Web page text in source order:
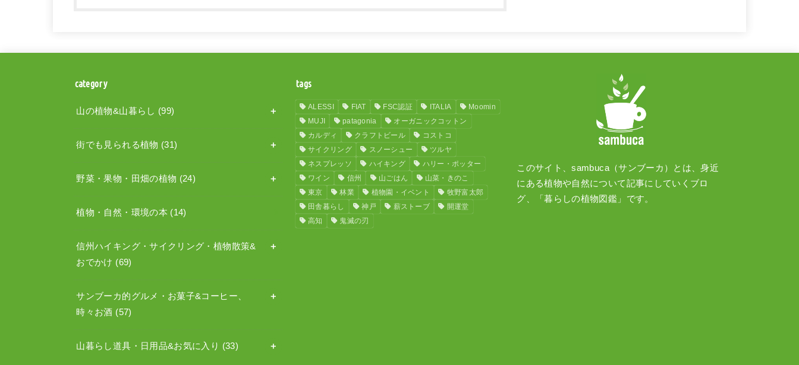
category
山の植物&山暮らし (99)
街でも見られる植物 (31)
野菜・果物・田畑の植物 (24)
植物・自然・環境の本 (14)
信州ハイキング・サイクリング・植物散策&
おでかけ (69)
サンブーカ的グルメ・お菓子&コーヒー、
時々お酒 (57)
山暮らし道具・日用品&お気に入り (33)
tags
ALESSI FIAT FSC認証 ITALIA
Moomin
MUJI
patagonia
オーガニックコットン
カルディ
クラフトビール
コストコ
サイクリング
スノーシュー
ツルヤ
ネスプレッソ
ハイキング
ハリー・ポッター
ワイン
信州 山ごはん
山菜・きのこ
東京
林業 植物園・イベント
牧野富太郎
田舎暮らし
神戸 薪ストーブ
開運堂
高知
鬼滅の刃
このサイト、sambuca（サンブーカ）とは、身近
にある植物や自然について記事にしていくブロ
グ、「暮らしの植物図鑑」です。